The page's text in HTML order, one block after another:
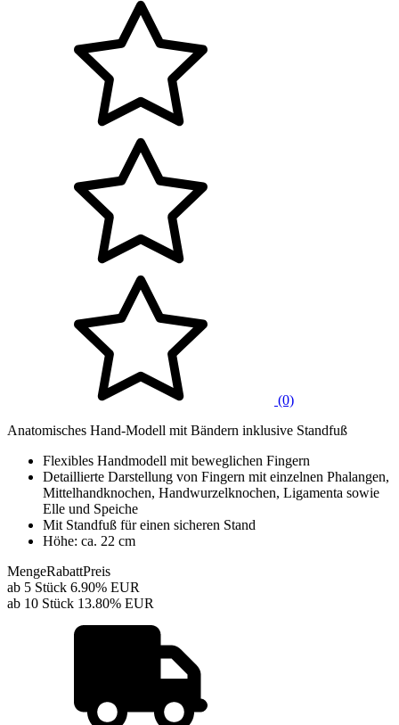
(0)
Anatomisches Hand-Modell mit Bändern inklusive Standfuß
Flexibles Handmodell mit beweglichen Fingern
Detaillierte Darstellung von Fingern mit einzelnen Phalangen,
Mittelhandknochen, Handwurzelknochen, Ligamenta sowie
Elle und Speiche
Mit Standfuß für einen sicheren Stand
Höhe: ca. 22 cm
MengeRabattPreis
ab 5 Stück 6.90% EUR
ab 10 Stück 13.80% EUR